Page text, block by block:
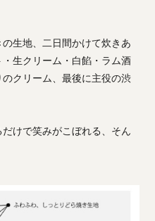
生地、二日間かけて炊きあ
生クリーム・白餡・ラム酒
クリーム、最後に主役の渋
けで笑みがこぼれる、そん